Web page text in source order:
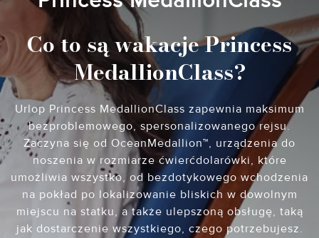
Co to są wakacje Princess
MedallionClass?
Urlop Princess MedallionClass zapewnia maksimum
bezproblemowego, spersonalizowanego rejsu.
Zaczyna się od OceanMedallion™, urządzenia do
noszenia w rozmiarze ćwierćdolarówki, które
umożliwia wszystko, od bezdotykowego wchodzenia
na pokład po lokalizowanie bliskich w dowolnym
miejscu na statku, a także ulepszoną obsługę, taką
jak dostarczenie wszystkiego, czego potrzebujesz.